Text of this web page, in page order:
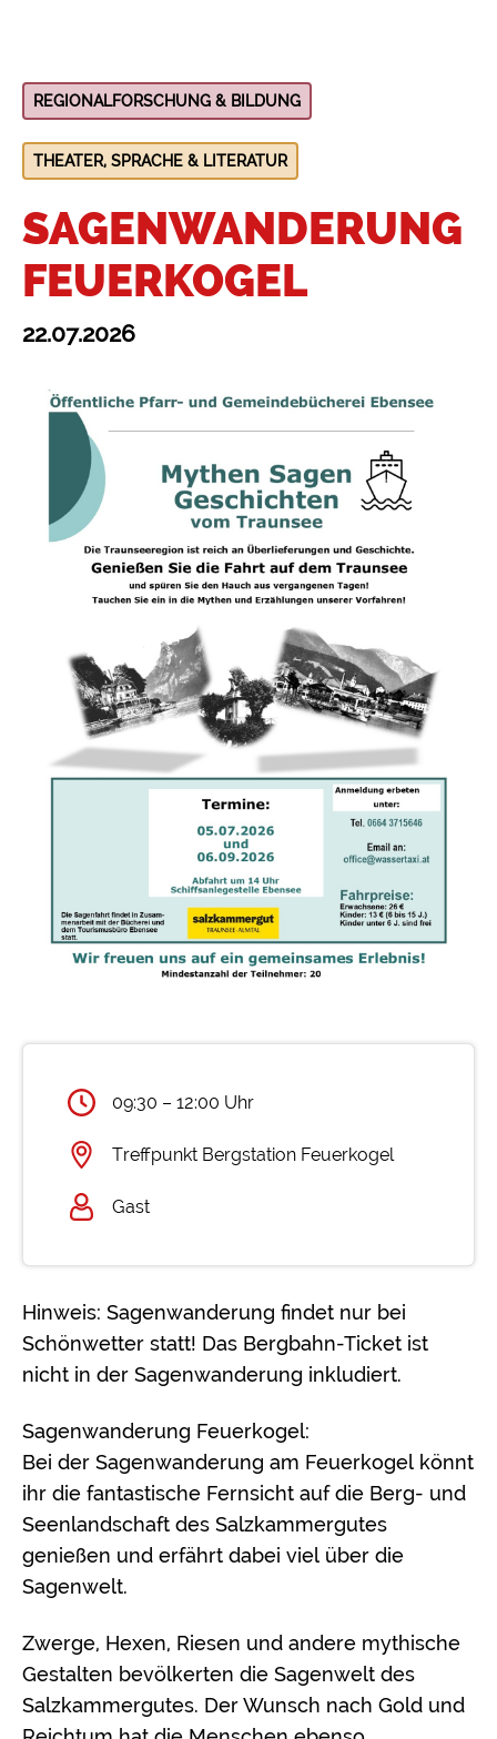
REGIONALFORSCHUNG & BILDUNG
THEATER, SPRACHE & LITERATUR
SAGENWANDERUNG
FEUERKOGEL
22.07.2026
Hinweis: Sagenwanderung findet nur bei
Schönwetter statt! Das Bergbahn-Ticket ist
nicht in der Sagenwanderung inkludiert.
Sagenwanderung Feuerkogel:
Bei der Sagenwanderung am Feuerkogel könnt
ihr die fantastische Fernsicht auf die Berg- und
Seenlandschaft des Salzkammergutes
genießen und erfährt dabei viel über die
Sagenwelt.
Zwerge, Hexen, Riesen und andere mythische
Gestalten bevölkerten die Sagenwelt des
Salzkammergutes. Der Wunsch nach Gold und
09:30 – 12:00 Uhr
Treffpunkt Bergstation Feuerkogel
Gast